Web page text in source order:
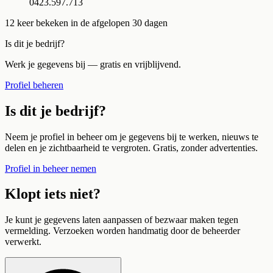
12 keer bekeken in de afgelopen 30 dagen
Is dit je bedrijf?
Werk je gegevens bij — gratis en vrijblijvend.
Profiel beheren
Is dit je bedrijf?
Neem je profiel in beheer om je gegevens bij te werken, nieuws te
delen en je zichtbaarheid te vergroten. Gratis, zonder advertenties.
Profiel in beheer nemen
Klopt iets niet?
Je kunt je gegevens laten aanpassen of bezwaar maken tegen
vermelding. Verzoeken worden handmatig door de beheerder
verwerkt.